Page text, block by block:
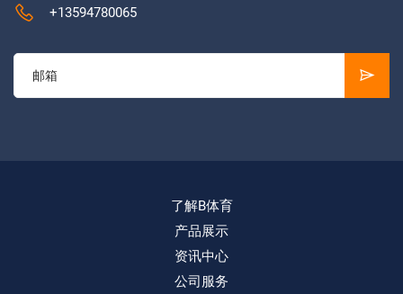
+13594780065
了解B体育
产品展示
资讯中心
公司服务